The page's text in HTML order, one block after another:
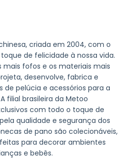
criada em 2004, com o
de felicidade à nossa vida.
mais fofos e os materiais mais
desenvolve, fabrica e
de pelúcia e acessórios para a
filial brasileira da Metoo
com todo o toque de
qualidade e segurança dos
de pano são colecionáveis,
para decorar ambientes
e bebês.